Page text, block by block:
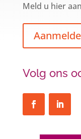
Meld u hier
Volg ons